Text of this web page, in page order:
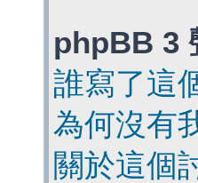
phpBB 3
誰寫了這
為何沒有
關於這個